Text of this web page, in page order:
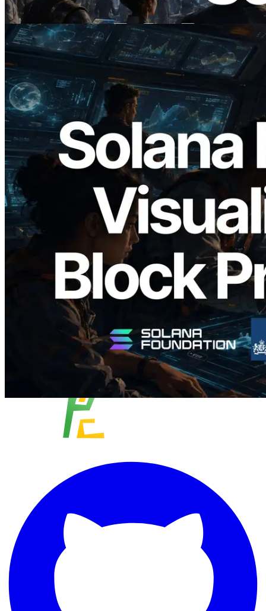
Lees dit artikel
2026.05.24
Validators Solutions lanceert Solana
Block Analyzer — blockproductietijd per
slot en de toegewezen validator
gevisualiseerd